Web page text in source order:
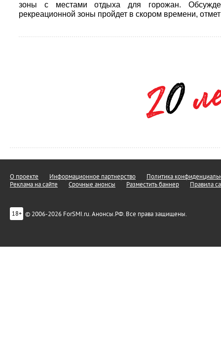
зоны с местами отдыха для горожан.
рекреационной зоны пройдет в скором времени,
О проекте Информационное партнерство
Политика
Реклама на сайте
Срочные анонсы Разместить баннер Правила
18+ © 2006-2026 ForSMI.ru. Анонсы.РФ. Все права защищены.